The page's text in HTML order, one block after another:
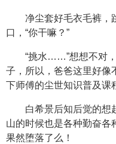
净尘套好毛衣毛裤，
口，“你干嘛？”
“挑水……”想想不对
子，所以，爸爸这里好像
下师傅的尘世知识普及课
白希景后知后觉的想
山的时候也是各种勤奋
果然堕落了么！